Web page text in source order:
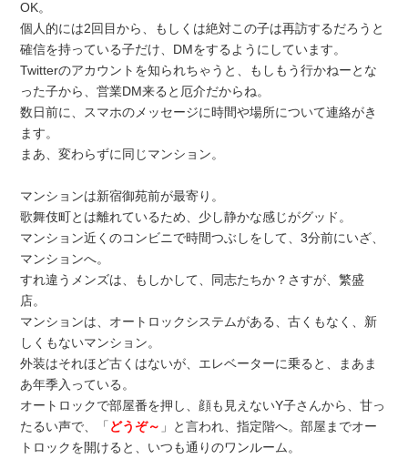
OK。
個人的には2回目から、もしくは絶対この子は再訪するだろうと
確信を持っている子だけ、DMをするようにしています。
Twitterのアカウントを知られちゃうと、もしもう行かねーとな
った子から、営業DM来ると厄介だからね。
数日前に、スマホのメッセージに時間や場所について連絡がき
ます。
まあ、変わらずに同じマンション。
マンションは新宿御苑前が最寄り。
歌舞伎町とは離れているため、少し静かな感じがグッド。
マンション近くのコンビニで時間つぶしをして、3分前にいざ、
マンションへ。
すれ違うメンズは、もしかして、同志たちか？さすが、繁盛
店。
マンションは、オートロックシステムがある、古くもなく、新
しくもないマンション。
外装はそれほど古くはないが、エレベーターに乗ると、まあま
あ年季入っている。
オートロックで部屋番を押し、顔も見えないY子さんから、甘っ
たるい声で、「 どうぞ～ 」と言われ、指定階へ。部屋までオー
トロックを開けると、いつも通りのワンルーム。